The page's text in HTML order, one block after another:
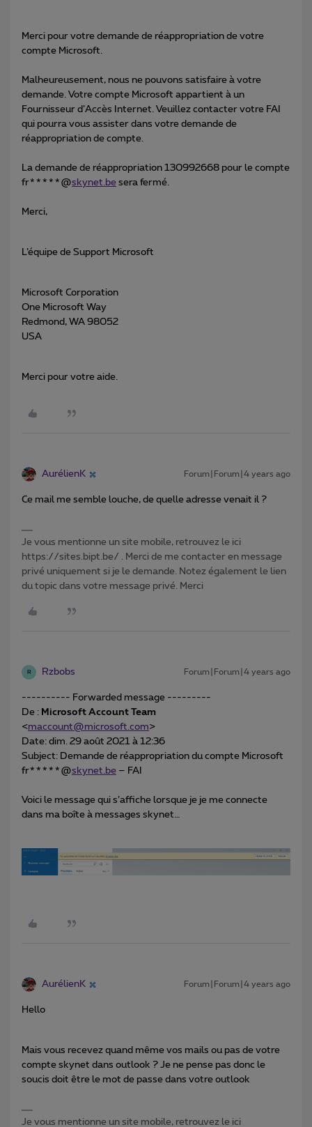
Merci pour votre demande de réappropriation de votre
compte Microsoft.
Malheureusement, nous ne pouvons satisfaire à votre
demande. Votre compte Microsoft appartient à un
Fournisseur d’Accès Internet. Veuillez contacter votre FAI
qui pourra vous assister dans votre demande de
réappropriation de compte.
La demande de réappropriation 130992668 pour le compte
fr*****@skynet.be sera fermé.
Merci,
L’équipe de Support Microsoft
Microsoft Corporation
One Microsoft Way
Redmond, WA 98052
USA
Merci pour votre aide.
AurélienK Forum|Forum|4 years ago
Ce mail me semble louche, de quelle adresse venait il ?
Je vous mentionne un site mobile, retrouvez le ici
https://sites.bipt.be/ . Merci de me contacter en message
privé uniquement si je le demande. Notez également le lien
du topic dans votre message privé. Merci
R Rzbobs Forum|Forum|4 years ago
---------- Forwarded message ---------
De : Microsoft Account Team
<maccount@microsoft.com>
Date: dim. 29 août 2021 à 12:36
Subject: Demande de réappropriation du compte Microsoft
fr*****@skynet.be – FAI
Voici le message qui s’affiche lorsque je je me connecte
dans ma boîte à messages skynet…
AurélienK Forum|Forum|4 years ago
Hello
Mais vous recevez quand même vos mails ou pas de votre
compte skynet dans outlook ? Je ne pense pas donc le
soucis doit être le mot de passe dans votre outlook
Je vous mentionne un site mobile, retrouvez le ici